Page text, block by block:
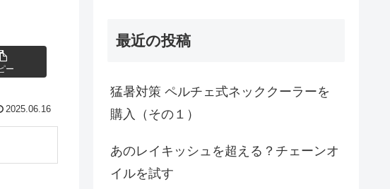
ー
2025.06.16
最近の投稿
猛暑対策 ペルチェ式ネッククーラーを
購入（その１）
あのレイキッシュを超える？チェーンオ
イルを試す